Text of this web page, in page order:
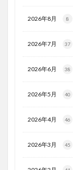
2026年8月 8
2026年7月 37
2026年6月 38
2026年5月 40
2026年4月 46
2026年3月 45